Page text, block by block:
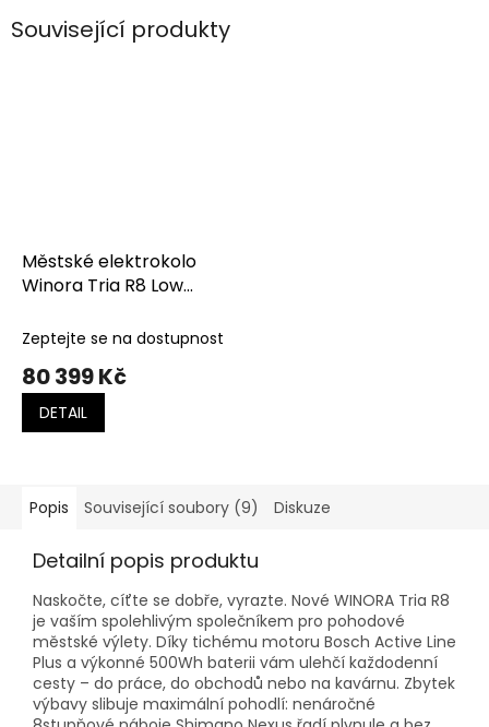
Související produkty
Městské elektrokolo
Winora Tria R8 Low
Zeptejte se na dostupnost
80 399 Kč
DETAIL
Popis Související soubory (9) Diskuze
Detailní popis produktu
Naskočte, cíťte se dobře, vyrazte. Nové WINORA Tria R8
je vaším spolehlivým společníkem pro pohodové
městské výlety. Díky tichému motoru Bosch Active Line
Plus a výkonné 500Wh baterii vám ulehčí každodenní
cesty – do práce, do obchodů nebo na kavárnu. Zbytek
výbavy slibuje maximální pohodlí: nenáročné